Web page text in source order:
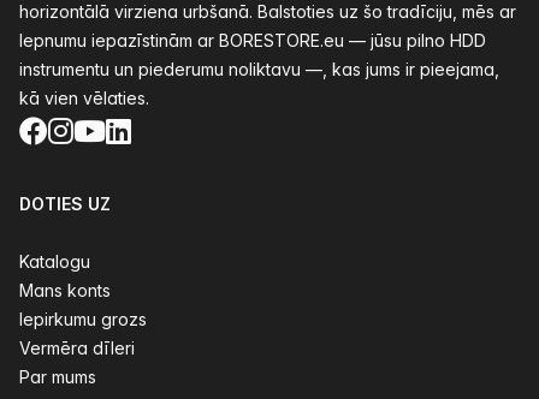
horizontālā virziena urbšanā. Balstoties uz šo tradīciju, mēs ar
lepnumu iepazīstinām ar BORESTORE.eu — jūsu pilno HDD
instrumentu un piederumu noliktavu —, kas jums ir pieejama,
kā vien vēlaties.
Facebook
Instagram
YouTube
LinkedIn
DOTIES UZ
Katalogu
Mans konts
Iepirkumu grozs
Vermēra dīleri
Par mums